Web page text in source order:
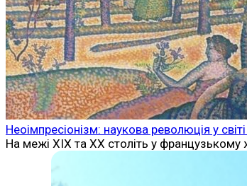
Неоімпресіонізм: наукова революція у
На межі XIX та XX століть у